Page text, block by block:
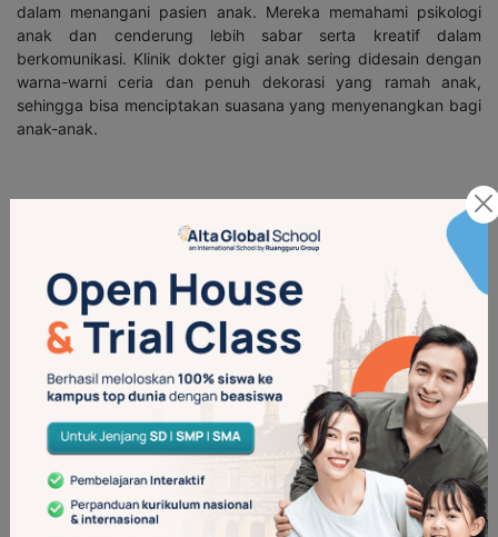
dalam menangani pasien anak. Mereka memahami psikologi
anak dan cenderung lebih sabar serta kreatif dalam
berkomunikasi. Klinik dokter gigi anak sering didesain dengan
warna-warni ceria dan penuh dekorasi yang ramah anak,
sehingga bisa menciptakan suasana yang menyenangkan bagi
anak-anak.
10. Gunakan Bahasa yang
Sederhana dan Positif
Sebelum kunjungan, jelaskan kepada anak tentang apa yang
akan dilakukan dokter gigi tanpa menakut-nakuti. Gunakan
bahasa positif, misalnya, “Dokter gigi akan membersihkan
gigimu supaya lebih sehat,” daripada “Dokter gigi akan
memeriksa gigimu untuk mencari gigi yang sakit.” Hindari juga
istilah seperti “cabut gigi” atau “bor” yang bisa menimbulkan
ketakutan dan gantilah dengan ungkapan yang lebih netral.